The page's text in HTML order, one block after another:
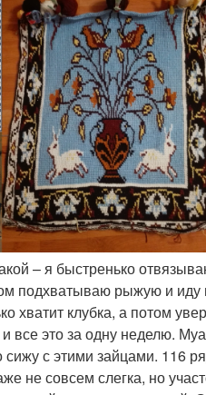
– я быстренько
подхватываю рыжую и иду
хватит клубка, а потом
все это за одну неделю.
сижу с этими зайцами. 116
не совсем слегка, но